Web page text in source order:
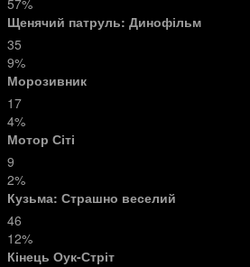
57%
Щенячий патруль: Динофільм
35
9%
Морозивник
17
4%
Мотор Сіті
9
2%
Кузьма: Страшно веселий
46
12%
Кінець Оук-Стріт